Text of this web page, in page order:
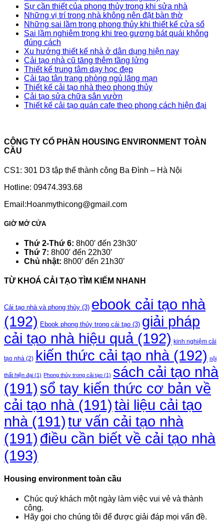
Sự cần thiết của phong thủy trong khi sửa nhà
Những vị trí trong nhà không nên đặt bàn thờ
Những sai lầm trong phong thủy khi thiết kế cửa sổ
Sai lầm nghiêm trọng khi treo gương bát quái không
đúng cách
Xu hướng thiết kế nhà ở dân dụng hiện nay
Cải tạo nhà cũ tăng thêm tầng lửng
Thiết kế trung tâm dạy học đẹp
Cải tạo tân trang phòng ngủ lãng mạn
Thiết kế cải tạo nhà theo phong thủy
Cải tạo sửa chữa sân vườn
Thiết kế cải tạo quán cafe theo phong cách hiện đại
CÔNG TY CỔ PHẦN HOUSING ENVIRONMENT TOÀN
CẦU
CS1: 301 D3 tập thể thành công Ba Đình – Hà Nội
Hotline: 09474.393.68
Email:Hoanmythicong@gmail.com
GIỜ MỞ CỬA
Thứ 2-Thứ 6: 8h00′ đến 23h30′
Thứ 7: 8h00′ đến 22h30′
Chủ nhật: 8h00′ đến 21h30′
TỪ KHOÁ CẢI TẠO TÌM KIẾM NHANH
Cải tạo nhà và phong thủy (3) ebook cải tạo nhà
(192) Ebook phong thủy trong cải tạo (3) giải pháp
cải tạo nhà hiệu quả(192) kinh nghiệm cải
tạo nhà (2) kiến thức cải tạo nhà(192) nội
thất hiện đại (1) Phong thủy trong cải tạo (1) sách cải tạo nhà
(191) sổ tay kiến thức cơ bản về
cải tạo nhà(191)tài liệu cải tạo
nhà(191)tư vấn cải tạo nhà
(191) điều cần biết về cải tạo nhà
(193)
Housing environment toàn cầu
Chúc quý khách một ngày làm việc vui vẻ và thành
công.
Hãy gọi cho chúng tôi để được giải đáp mọi vấn đề.